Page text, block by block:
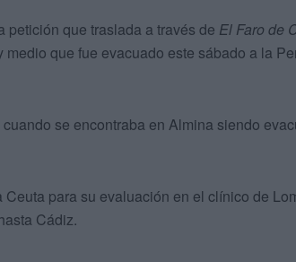
petición que traslada a través de El Faro de
que fue evacuado este sábado a la
se encontraba en Almina siendo
para su evaluación en el clínico de
Cádiz.